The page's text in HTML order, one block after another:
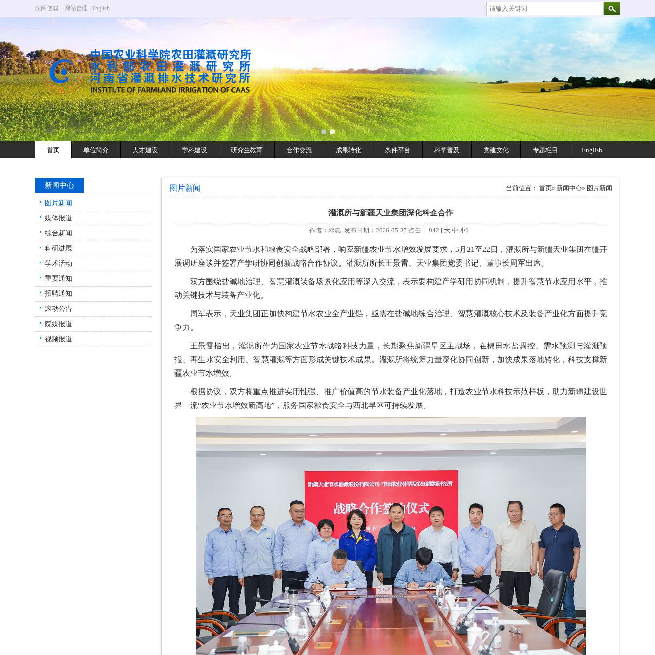
院网信箱 网站管理 English
首页 单位简介 人才建设 学科建设 研究生教育 合作交流 成果转化 条件平台 科学普及 党建文化 专题栏目 English
新闻中心
图片新闻
媒体报道
综合新闻
科研进展
学术活动
重要通知
招聘通知
滚动公告
院媒报道
视频报道
当前位置： 首页» 新闻中心» 图片新闻
图片新闻
灌溉所与新疆天业集团深化科企合作
作者：邓忠 发布日期：2026-05-27 点击： 942 [ 大 中 小]
为落实国家农业节水和粮食安全战略部署，响应新疆农业节水增效发展要求，5月21至22日，灌溉所与新疆天业集团在疆开
展调研座谈并签署产学研协同创新战略合作协议。灌溉所所长王景雷、天业集团党委书记、董事长周军出席。
双方围绕盐碱地治理、智慧灌溉装备场景化应用等深入交流，表示要构建产学研用协同机制，提升智慧节水应用水平，推
动关键技术与装备产业化。
周军表示，天业集团正加快构建节水农业全产业链，亟需在盐碱地综合治理、智慧灌溉核心技术及装备产业化方面提升竞
争力。
王景雷指出，灌溉所作为国家农业节水战略科技力量，长期聚焦新疆旱区主战场，在棉田水盐调控、需水预测与灌溉预
报、再生水安全利用、智慧灌溉等方面形成关键技术成果。灌溉所将统筹力量深化协同创新，加快成果落地转化，科技支撑新
疆农业节水增效。
根据协议，双方将重点推进实用性强、推广价值高的节水装备产业化落地，打造农业节水科技示范样板，助力新疆建设世
界一流“农业节水增效新高地”，服务国家粮食安全与西北旱区可持续发展。